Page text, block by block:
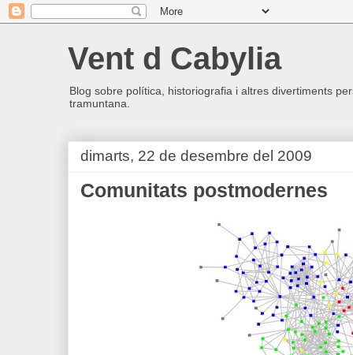
Vent d Cabylia
Blog sobre política, historiografia i altres divertiments
tramuntana.
dimarts, 22 de desembre del 2009
Comunitats postmodernes